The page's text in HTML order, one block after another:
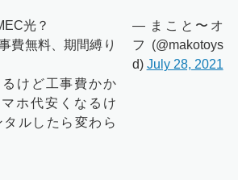
光？
費無料、期間縛り
けど工事費かか
ホ代安くなるけ
ルしたら変わら
— まこと〜オ
フ (@makotoys
d) July 28, 2021